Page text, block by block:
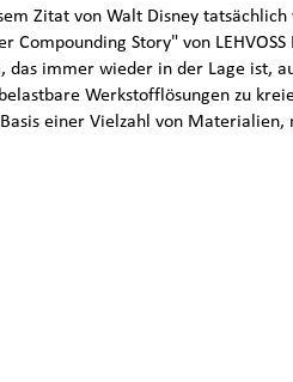
Zitat von Walt Disney tatsächlich
Story" von LEHVOSS
das immer wieder in der Lage ist,
Werkstofflösungen zu
einer Vielzahl von Materialien,